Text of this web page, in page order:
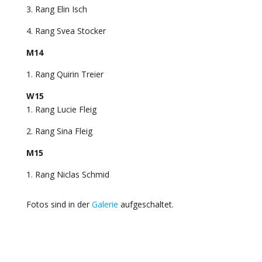
3. Rang Elin Isch
4. Rang Svea Stocker
M14
1. Rang Quirin Treier
W15
1. Rang Lucie Fleig
2. Rang Sina Fleig
M15
1. Rang Niclas Schmid
Fotos sind in der Galerie aufgeschaltet.